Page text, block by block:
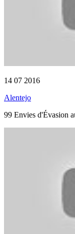
14 07 2016
Alentejo
99 Envies d'Évasion